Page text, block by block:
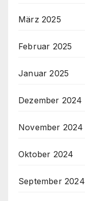
März 2025
Februar 2025
Januar 2025
Dezember 2024
November 2024
Oktober 2024
September 2024